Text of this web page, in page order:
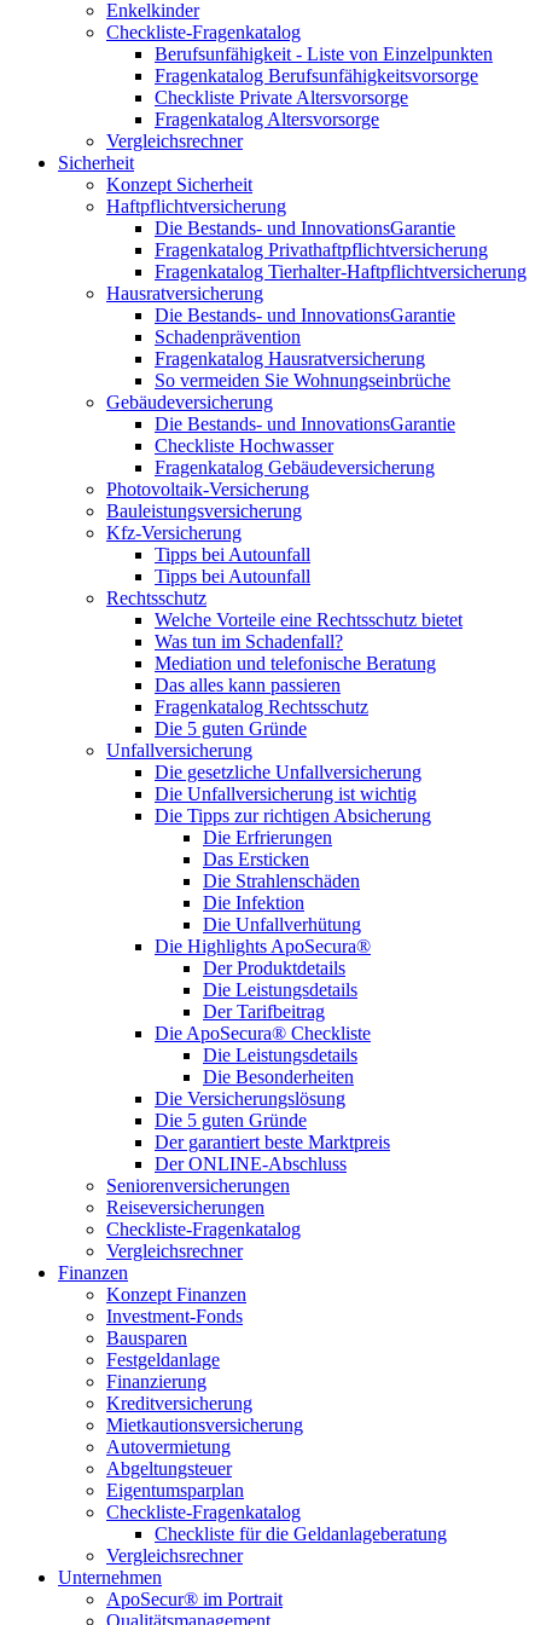
Enkelkinder
Checkliste-Fragenkatalog
Berufsunfähigkeit - Liste von Einzelpunkten
Fragenkatalog Berufsunfähigkeitsvorsorge
Checkliste Private Altersvorsorge
Fragenkatalog Altersvorsorge
Vergleichsrechner
Sicherheit
Konzept Sicherheit
Haftpflichtversicherung
Die Bestands- und InnovationsGarantie
Fragenkatalog Privathaftpflichtversicherung
Fragenkatalog Tierhalter-Haftpflichtversicherung
Hausratversicherung
Die Bestands- und InnovationsGarantie
Schadenprävention
Fragenkatalog Hausratversicherung
So vermeiden Sie Wohnungseinbrüche
Gebäudeversicherung
Die Bestands- und InnovationsGarantie
Checkliste Hochwasser
Fragenkatalog Gebäudeversicherung
Photovoltaik-Versicherung
Bauleistungsversicherung
Kfz-Versicherung
Tipps bei Autounfall
Tipps bei Autounfall
Rechtsschutz
Welche Vorteile eine Rechtsschutz bietet
Was tun im Schadenfall?
Mediation und telefonische Beratung
Das alles kann passieren
Fragenkatalog Rechtsschutz
Die 5 guten Gründe
Unfallversicherung
Die gesetzliche Unfallversicherung
Die Unfallversicherung ist wichtig
Die Tipps zur richtigen Absicherung
Die Erfrierungen
Das Ersticken
Die Strahlenschäden
Die Infektion
Die Unfallverhütung
Die Highlights ApoSecura®
Der Produktdetails
Die Leistungsdetails
Der Tarifbeitrag
Die ApoSecura® Checkliste
Die Leistungsdetails
Die Besonderheiten
Die Versicherungslösung
Die 5 guten Gründe
Der garantiert beste Marktpreis
Der ONLINE-Abschluss
Seniorenversicherungen
Reiseversicherungen
Checkliste-Fragenkatalog
Vergleichsrechner
Finanzen
Konzept Finanzen
Investment-Fonds
Bausparen
Festgeldanlage
Finanzierung
Kreditversicherung
Mietkautionsversicherung
Autovermietung
Abgeltungsteuer
Eigentumsparplan
Checkliste-Fragenkatalog
Checkliste für die Geldanlageberatung
Vergleichsrechner
Unternehmen
ApoSecur® im Portrait
Qualitätsmanagement